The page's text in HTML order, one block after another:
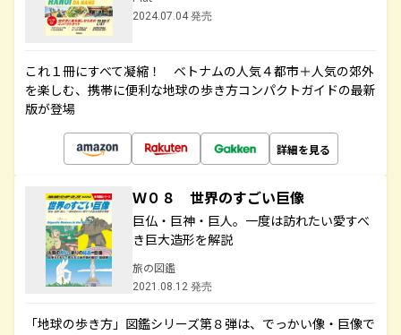
2024.07.04 発売
これ１冊にすべて凝縮！ ベトナムの人気４都市＋人気の郊外
を楽しむ、携帯に便利な地球の歩き方コンパクトガイドの最新
版が登場
詳細を見る
Ｗ０８ 世界のすごい巨像
巨仏・巨神・巨人。一度は訪れたい愛すべ
き巨大造形を解説
旅の図鑑
2021.08.12 発売
「地球の歩き方」図鑑シリーズ第８弾は、でっかい像・巨像で